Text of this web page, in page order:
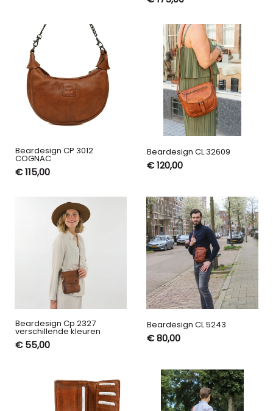
Beardesign CP 3012
COGNAC
€ 115,00
Beardesign CL 32609
€ 120,00
Beardesign Cp 2327
verschillende kleuren
€ 55,00
Beardesign CL 5243
€ 80,00